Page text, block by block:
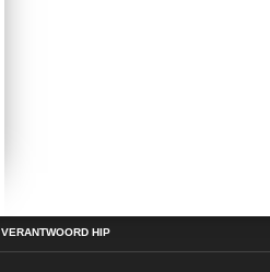
VERANTWOORD HIP